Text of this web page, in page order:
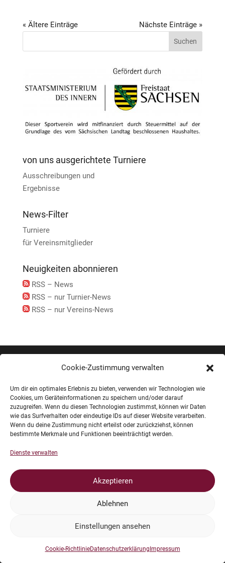
Cookie-Zustimmung verwalten
Um dir ein optimales Erlebnis zu bieten, verwenden wir Technologien wie
Cookies, um Geräteinformationen zu speichern und/oder darauf
zuzugreifen. Wenn du diesen Technologien zustimmst, können wir Daten
wie das Surfverhalten oder eindeutige IDs auf dieser Website verarbeiten.
Wenn du deine Zustimmung nicht erteilst oder zurückziehst, können
bestimmte Merkmale und Funktionen beeinträchtigt werden.
Dienste verwalten
Akzeptieren
Ablehnen
Einstellungen ansehen
Cookie-RichtlinieDatenschutzerklärung Impressum
« Ältere Einträge Nächste Einträge »
von uns ausgerichtete Turniere
Ausschreibungen und
Ergebnisse
News-Filter
Turniere
für Vereinsmitglieder
Neuigkeiten abonnieren
RSS – News
RSS – nur Turnier-News
RSS – nur Vereins-News
Datenschutz
Dokumente
Kontakt
Made by Momei Webdesign